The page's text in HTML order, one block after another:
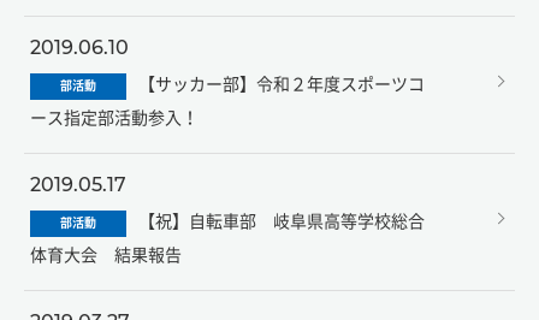
2019.06.10
部活動
【サッカー部】令和２年度スポーツコ
ース指定部活動参入！
2019.05.17
部活動
【祝】自転車部 岐阜県高等学校総合
体育大会 結果報告